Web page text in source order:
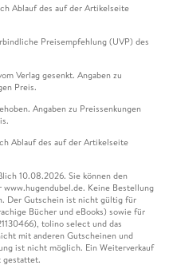
Ablauf des auf der Artikelseite
Preisempfehlung (UVP) des
Verlag gesenkt. Angaben zu
Preis.
Angaben zu Preissenkungen
Ablauf des auf der Artikelseite
10.08.2026. Sie können den
Keine Bestellung
Der Gutschein ist nicht gültig für
Bücher und eBooks) sowie für
tolino select und das
mit anderen Gutscheinen und
ist nicht möglich. Ein Weiterverkauf
gestattet.